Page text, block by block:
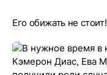
Его обижать не стоит!